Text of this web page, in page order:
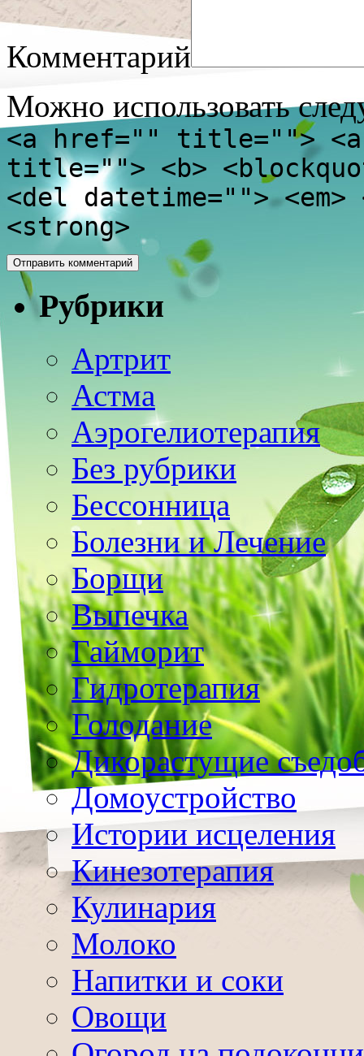
Комментарий
Можно использовать
<a href="" title="">
title=""> <b>
<del datetime="">
<strong>
Рубрики
Артрит
Астма
Аэрогелиотерапия
Без рубрики
Бессонница
Болезни и Лечение
Борщи
Выпечка
Гайморит
Гидротерапия
Голодание
Дикорастущие
Домоустройство
Истории исцеления
Кинезотерапия
Кулинария
Молоко
Напитки и соки
Овощи